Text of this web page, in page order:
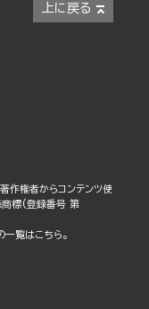
上に戻る
作権者からコンテンツ使
商標(登録番号 第
覧はこちら。